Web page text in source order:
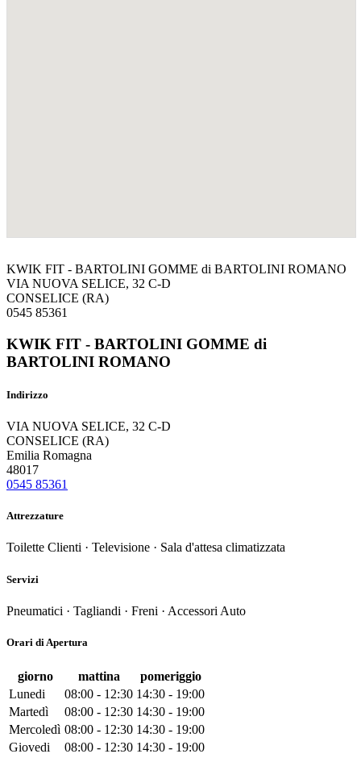
KWIK FIT - BARTOLINI GOMME di BARTOLINI ROMANO
VIA NUOVA SELICE, 32 C-D
CONSELICE (RA)
0545 85361
KWIK FIT - BARTOLINI GOMME di
BARTOLINI ROMANO
Indirizzo
VIA NUOVA SELICE, 32 C-D
CONSELICE (RA)
Emilia Romagna
48017
0545 85361
Attrezzature
Toilette Clienti · Televisione · Sala d'attesa climatizzata
Servizi
Pneumatici · Tagliandi · Freni · Accessori Auto
Orari di Apertura
giorno mattina
pomeriggio
Lunedi
08:00 - 12:30 14:30 - 19:00
Martedì
08:00 - 12:30 14:30 - 19:00
Mercoledì 08:00 - 12:30 14:30 - 19:00
Giovedi
08:00 - 12:30 14:30 - 19:00